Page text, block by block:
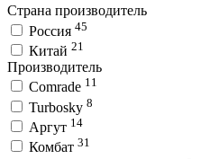
Страна производитель
Россия 45
Китай 21
Производитель
Comrade 11
Turbosky 8
Аргут 14
Комбат 31